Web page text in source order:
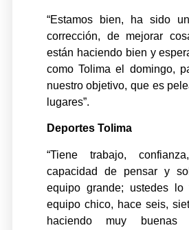
“Estamos bien, ha sido
corrección, de mejorar
están haciendo bien y
como Tolima el domingo,
nuestro objetivo, que es
lugares”.
Deportes Tolima
“Tiene trabajo,
capacidad de pensar y
equipo grande; ustedes
equipo chico, hace seis,
haciendo muy buenas